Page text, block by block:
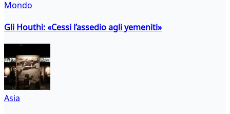
Mondo
Gli Houthi: «Cessi l’assedio agli yemeniti»
Asia